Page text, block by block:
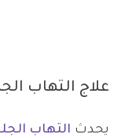
علاج التهاب
يحدث التهاب